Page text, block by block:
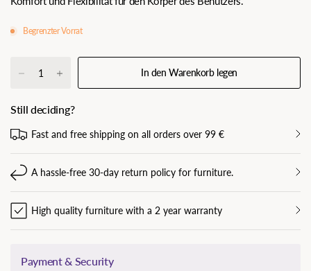
Begrenzter Vorrat
In den Warenkorb legen
Still deciding?
Fast and free shipping on all orders over 99 €
A hassle-free 30-day return policy for furniture.
High quality furniture with a 2 year warranty
Payment & Security